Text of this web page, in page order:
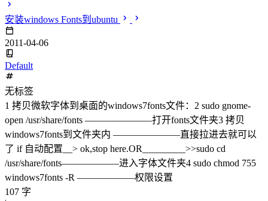
安装windows Fonts到ubuntu
2011-04-06
Default
无标签
1 拷贝微软字体到桌面的windows7fonts文件：2 sudo gnome-
open /usr/share/fonts ———————打开fonts文件夹3 拷贝
windows7fonts到文件夹内 ———————直接拉进去就可以
了 if 自动配置__> ok,stop here.OR_________>>sudo cd
/usr/share/fonts——————进入字体文件夹4 sudo chmod 755
windows7fonts -R ——————权限设置
107 字